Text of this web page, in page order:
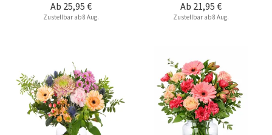
Ab 25,95 €
Zustellbar ab 8 Aug.
Ab 21,95 €
Zustellbar ab 8 Aug.